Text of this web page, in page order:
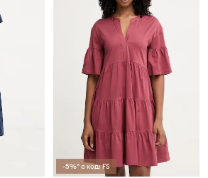
-5%* с код: FS